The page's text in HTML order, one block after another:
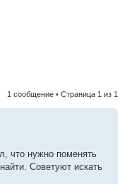
1 сообщение • Страница 1 из 1
что нужно поменять
Советуют искать